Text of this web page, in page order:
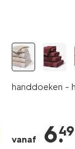
handdoeken -
vanaf 6.
49